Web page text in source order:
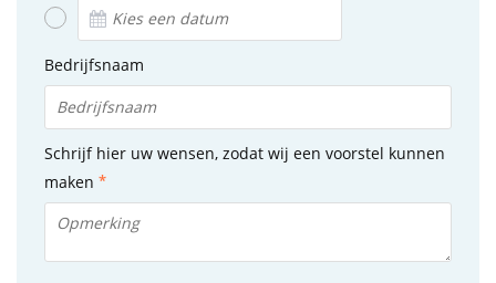
Bedrijfsnaam
Schrijf hier uw wensen, zodat wij een voorstel kunnen
maken